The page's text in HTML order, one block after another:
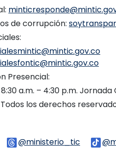
de corrupción:
Presencial:
a.m. – 4:30 p.m. Jornada
los derechos
Logo Instagram
@ministerio_tic Logo